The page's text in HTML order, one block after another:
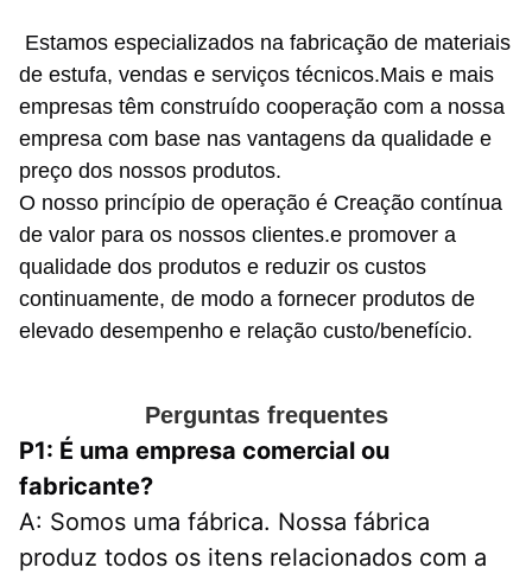
Estamos especializados na fabricação de materiais
de estufa, vendas e serviços técnicos.Mais e mais
empresas têm construído cooperação com a nossa
empresa com base nas vantagens da qualidade e
preço dos nossos produtos.
O nosso princípio de operação é Creação contínua
de valor para os nossos clientes.e promover a
qualidade dos produtos e reduzir os custos
continuamente, de modo a fornecer produtos de
elevado desempenho e relação custo/benefício.
Perguntas frequentes
P1: É uma empresa comercial ou
fabricante?
A: Somos uma fábrica. Nossa fábrica
produz todos os itens relacionados com a